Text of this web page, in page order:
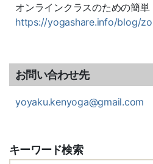
オンラインクラスのための簡
https://yogashare.info/blog/
お問い合わせ先
yoyaku.kenyoga@gmail.com
キーワード検索